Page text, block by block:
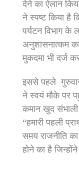
देने का ऐलान
ने स्पष्ट किया
पर्यटन विभाग के
अनुशासनात्कम
मुकदमा भी दर्ज
इससे पहले गुरुवार
ने स्वयं मौके पर
कमान खुद
“हमारी पहली
समय राजनीति
होने का है